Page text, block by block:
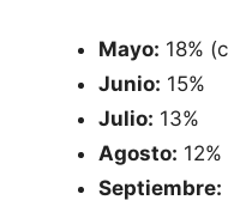
Mayo: 18%
Junio: 15%
Julio: 13%
Agosto: 12%
Septiembre: